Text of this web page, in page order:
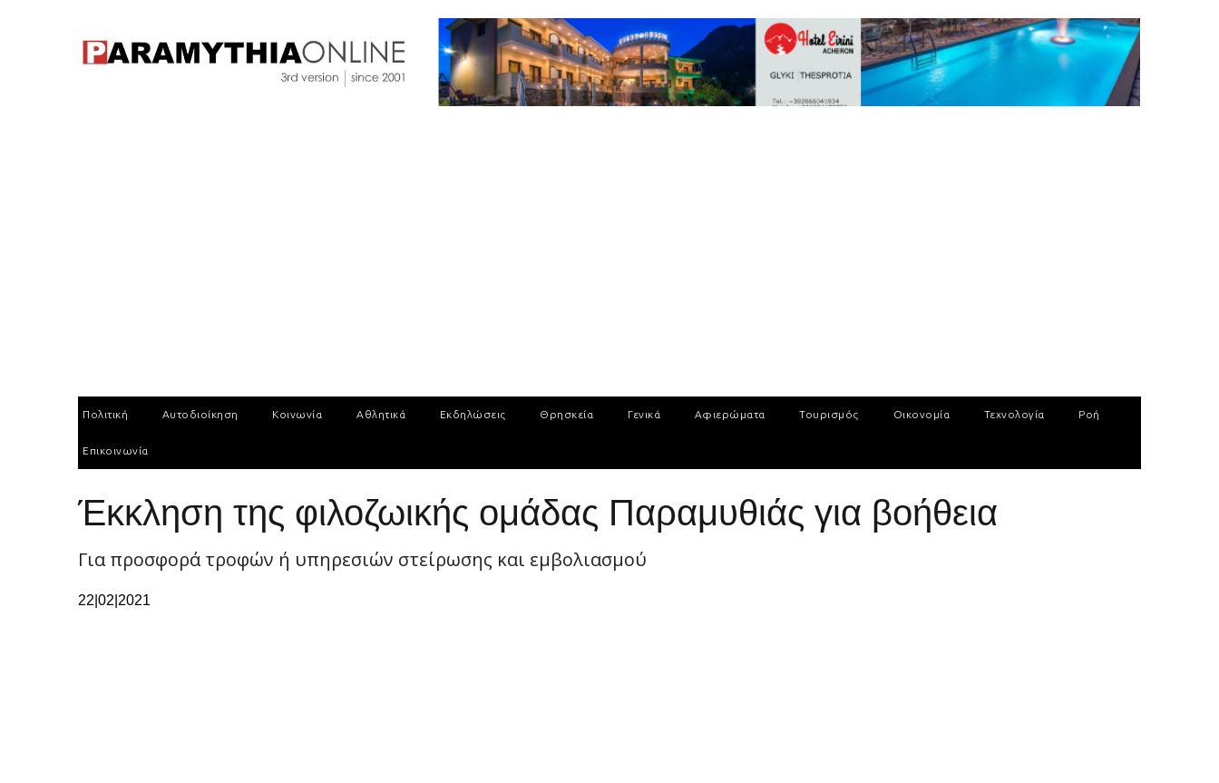
Πολιτική Αυτοδιοίκηση Κοινωνία Αθλητικά Εκδηλώσεις Θρησκεία Γενικά Αφιερώματα Τουρισμός Οικονομία Τεχνολογία Ροή
Επικοινωνία
Έκκληση της φιλοζωικής ομάδας Παραμυθιάς για βοήθεια
Για προσφορά τροφών ή υπηρεσιών στείρωσης και εμβολιασμού
22|02|2021